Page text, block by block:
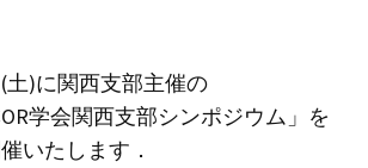
土)に関西支部主催の
OR学会関西支部シンポジウム」を
いたします．